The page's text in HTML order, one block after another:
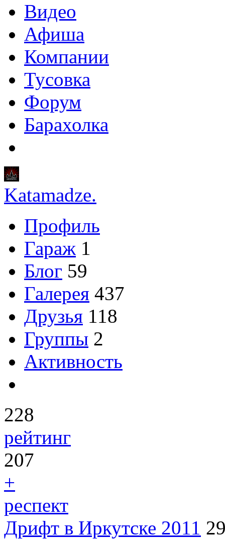
Видео
Афиша
Компании
Тусовка
Форум
Барахолка
Katamadze.
Профиль
Гараж 1
Блог 59
Галерея 437
Друзья 118
Группы 2
Активность
228
рейтинг
207
+
респект
Дрифт в Иркутске 2011